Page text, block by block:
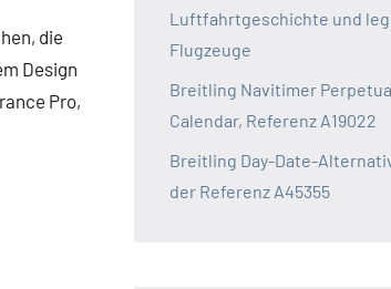
die
Design
Pro,
Luftfahrtgeschichte und
Flugzeuge
Breitling Navitimer
Calendar, Referenz A19022
Breitling Day-Date-
der Referenz A45355